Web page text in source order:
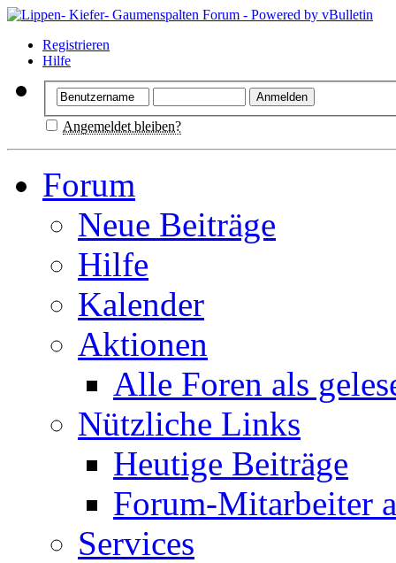
Registrieren
Hilfe
Angemeldet bleiben?
Forum
Neue Beiträge
Hilfe
Kalender
Aktionen
Alle Foren als
Nützliche Links
Heutige Beiträge
Forum-Mitarbeiter
Services